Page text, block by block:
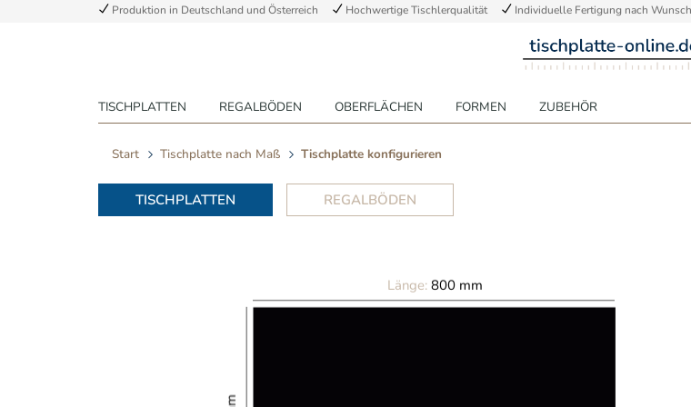
Produktion in Deutschland und Österreich Hochwertige Tischlerqualität Individuelle Fertigung nach
TISCHPLATTEN REGALBÖDEN OBERFLÄCHEN FORMEN ZUBEHÖR
Start Tischplatte nach Maß Tischplatte konfigurieren
TISCHPLATTEN REGALBÖDEN